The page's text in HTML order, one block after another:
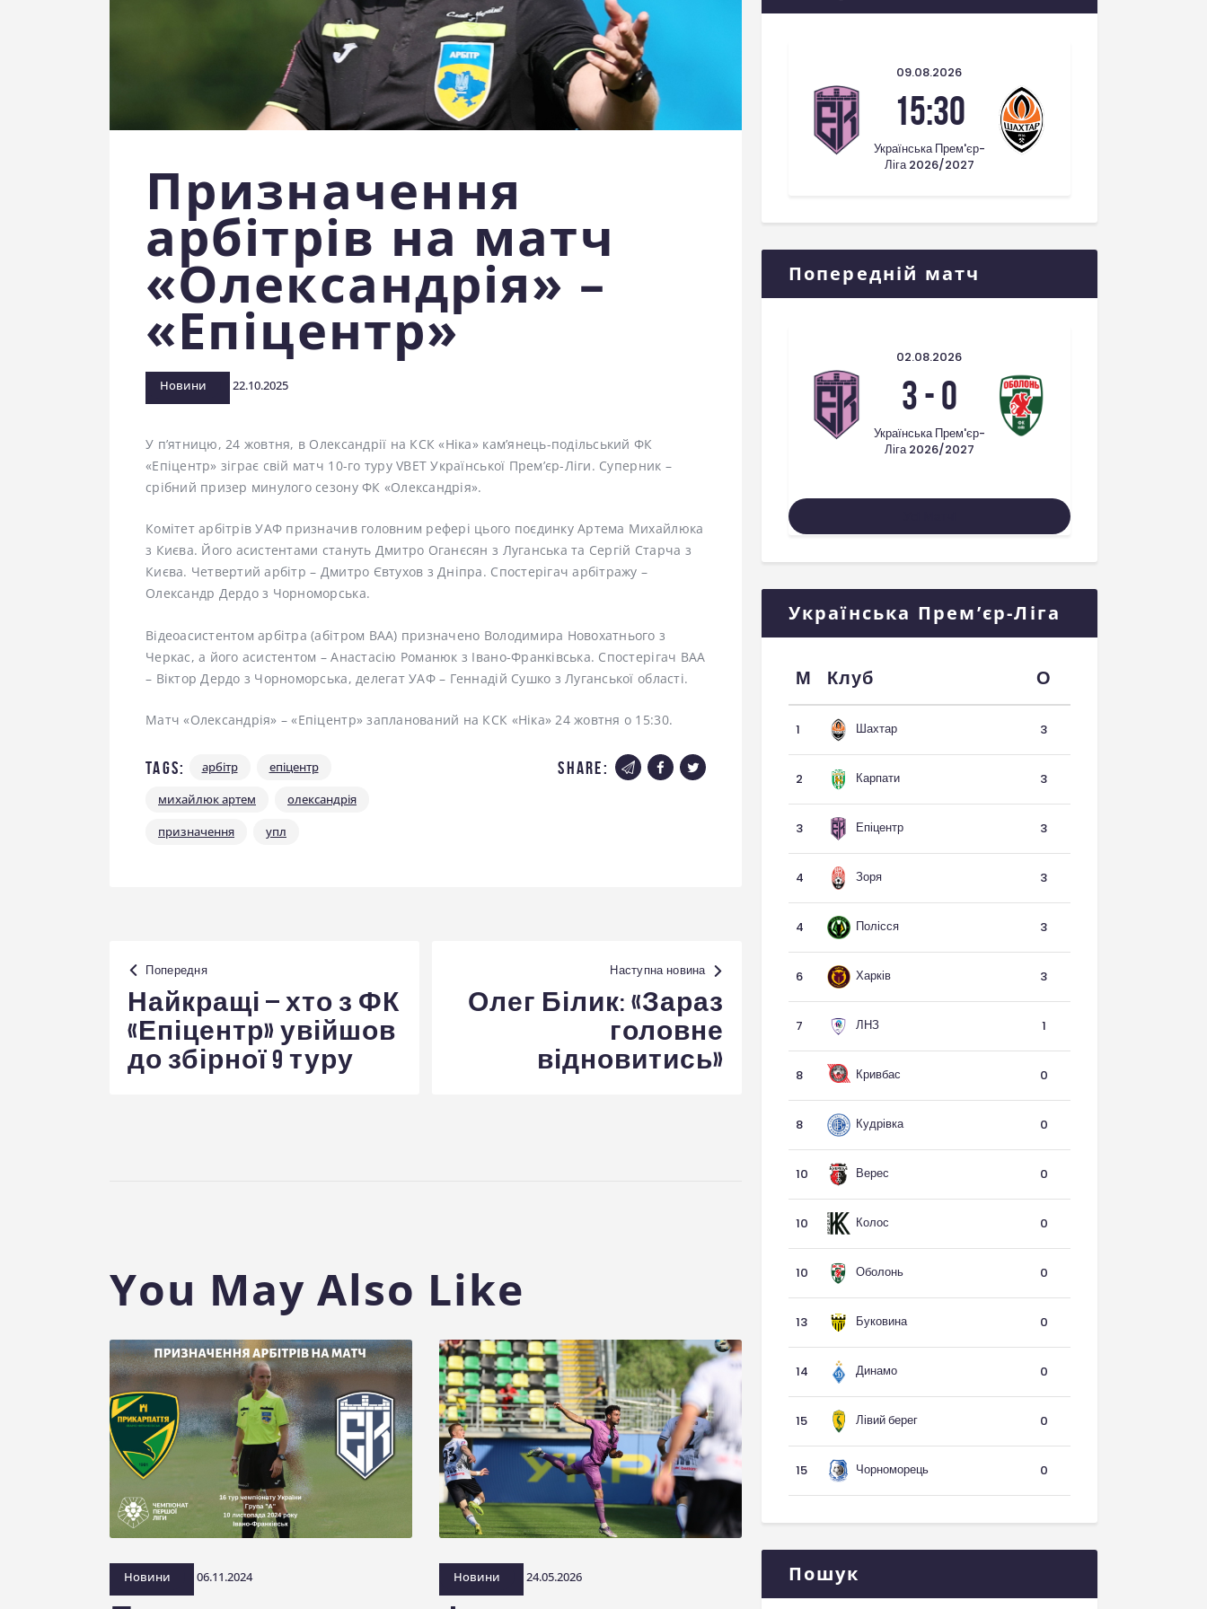
Призначення
арбітрів на матч
«Олександрія» –
«Епіцентр»
Новини 22.10.2025
У п’ятницю, 24 жовтня, в Олександрії на КСК «Ніка» кам’янець-подільський ФК
«Епіцентр» зіграє свій матч 10-го туру VBET Української Прем’єр-Ліги. Суперник –
срібний призер минулого сезону ФК «Олександрія».
Комітет арбітрів УАФ призначив головним рефері цього поєдинку Артема Михайлюка
з Києва. Його асистентами стануть Дмитро Оганєсян з Луганська та Сергій Старча з
Києва. Четвертий арбітр – Дмитро Євтухов з Дніпра. Спостерігач арбітражу –
Олександр Дердо з Чорноморська.
Відеоасистентом арбітра (абітром ВАА) призначено Володимира Новохатнього з
Черкас, а його асистентом – Анастасію Романюк з Івано-Франківська. Спостерігач ВАА
– Віктор Дердо з Чорноморська, делегат УАФ – Геннадій Сушко з Луганської області.
Матч «Олександрія» – «Епіцентр» запланований на КСК «Ніка» 24 жовтня о 15:30.
Tags: арбітр
епіцентр
михайлюк артем
олександрія
призначення
упл
share:
Навігація
записів
Попередня
Найкращі – хто з ФК
«Епіцентр» увійшов
до збірної 9 туру
Наступна новина
Олег Білик: «Зараз
головне
відновитись»
You May Also Like
Новини 06.11.2024 Новини 24.05.2026
09.08.2026
15:30
Українська Прем'єр-
Ліга 2026/2027
Попередній матч
02.08.2026
3-0
Українська Прем'єр-
Ліга 2026/2027
Українська Прем’єр-Ліга
М Клуб О
1 Шахтар 3
2 Карпати 3
3 Епіцентр 3
4 Зоря 3
4 Полісся 3
6 Харків 3
7 ЛНЗ 1
8 Кривбас 0
8 Кудрівка 0
10 Верес 0
10 Колос 0
10 Оболонь 0
13 Буковина 0
14 Динамо 0
15 Лівий берег 0
15 Чорноморець 0
Пошук